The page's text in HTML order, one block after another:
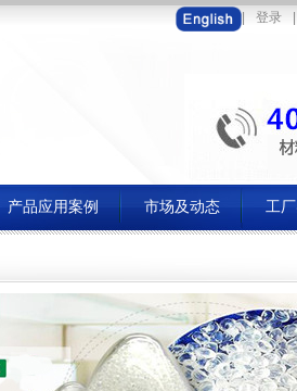
登录
产品应用案例 市场及动态 工